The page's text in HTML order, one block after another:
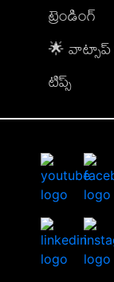
ట్రెండింగ్
🌟 వాట్సాప్
టిప్స్